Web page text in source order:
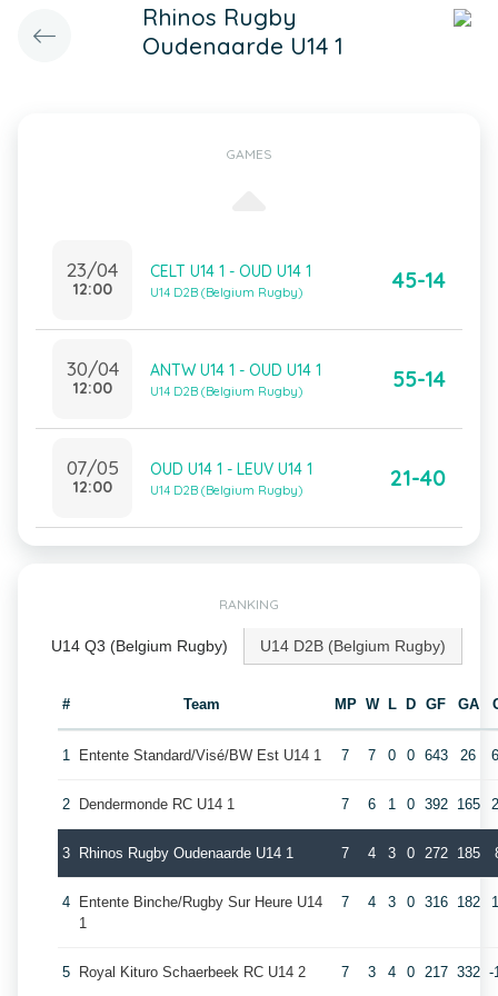
Rhinos Rugby
Oudenaarde U14 1
GAMES
23/04
12:00
CELT U14 1 - OUD U14 1
U14 D2B (Belgium Rugby) 45-14
30/04
12:00
ANTW U14 1 - OUD U14 1
U14 D2B (Belgium Rugby) 55-14
07/05
12:00
OUD U14 1 - LEUV U14 1
U14 D2B (Belgium Rugby) 21-40
RANKING
U14 Q3 (Belgium Rugby) U14 D2B (Belgium Rugby)
# Team MP W L D GF GA
1 Entente Standard/Visé/BW Est U14 1 7 7 0 0 643 26
2 Dendermonde RC U14 1 7 6 1 0 392 165
3 Rhinos Rugby Oudenaarde U14 1 7 4 3 0 272 185
4
Entente Binche/Rugby Sur Heure U14
1
7 4 3 0 316 182
5 Royal Kituro Schaerbeek RC U14 2 7 3 4 0 217 332 -